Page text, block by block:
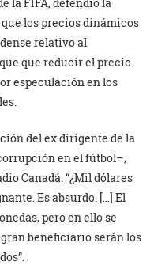
la FIFA, defendió la
los precios dinámicos
relativo al
que reducir el precio
especulación en los
del ex dirigente de la
en el fútbol–,
Canadá: “¿Mil dólares
Es absurdo. […] El
pero en ello se
beneficiario serán los